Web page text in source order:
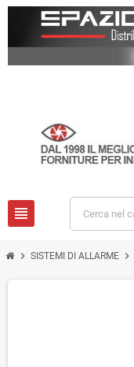
view_headline
chevron_right SISTEMI DI ALLARME chevron_right